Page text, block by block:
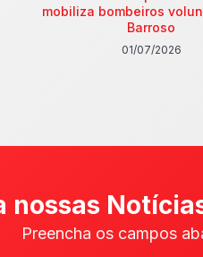
mobiliza bombeiros
Barroso
01/07/2026
nossas
Preencha os campos